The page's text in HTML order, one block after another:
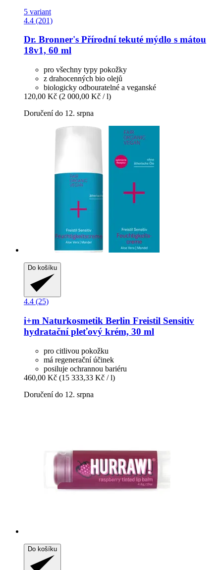
5 variant
4.4 (201)
Dr. Bronner's Přírodní tekuté mýdlo s mátou
18v1, 60 ml
pro všechny typy pokožky
z drahocenných bio olejů
biologicky odbouratelné a veganské
120,00 Kč (2 000,00 Kč / l)
Doručení do 12. srpna
Do košíku
4.4 (25)
i+m Naturkosmetik Berlin Freistil Sensitiv
hydratační pleťový krém, 30 ml
pro citlivou pokožku
má regenerační účinek
posiluje ochrannou bariéru
460,00 Kč (15 333,33 Kč / l)
Doručení do 12. srpna
Do košíku